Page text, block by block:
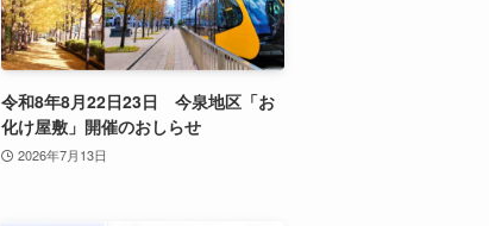
令和8年8月22日23日 今泉地区「お
化け屋敷」開催のおしらせ
2026年7月13日